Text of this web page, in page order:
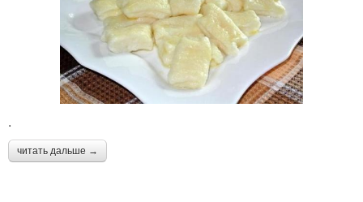
.
читать дальше →